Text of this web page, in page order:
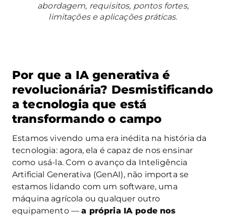
abordagem, requisitos, pontos fortes,
limitações e aplicações práticas.
Por que a IA generativa é
revolucionária? Desmistificando
a tecnologia que está
transformando o campo
Estamos vivendo uma era inédita na história da
tecnologia: agora, ela é capaz de nos ensinar
como usá-la. Com o avanço da Inteligência
Artificial Generativa (GenAI), não importa se
estamos lidando com um software, uma
máquina agrícola ou qualquer outro
equipamento —a própria IA pode nos